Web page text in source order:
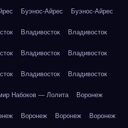
Буэнос-Айрес Буэнос-Айрес
Владивосток Владивосток
Владивосток Владивосток
Владивосток Владивосток
Набоков — Лолита Воронеж
Воронеж Воронеж Воронеж